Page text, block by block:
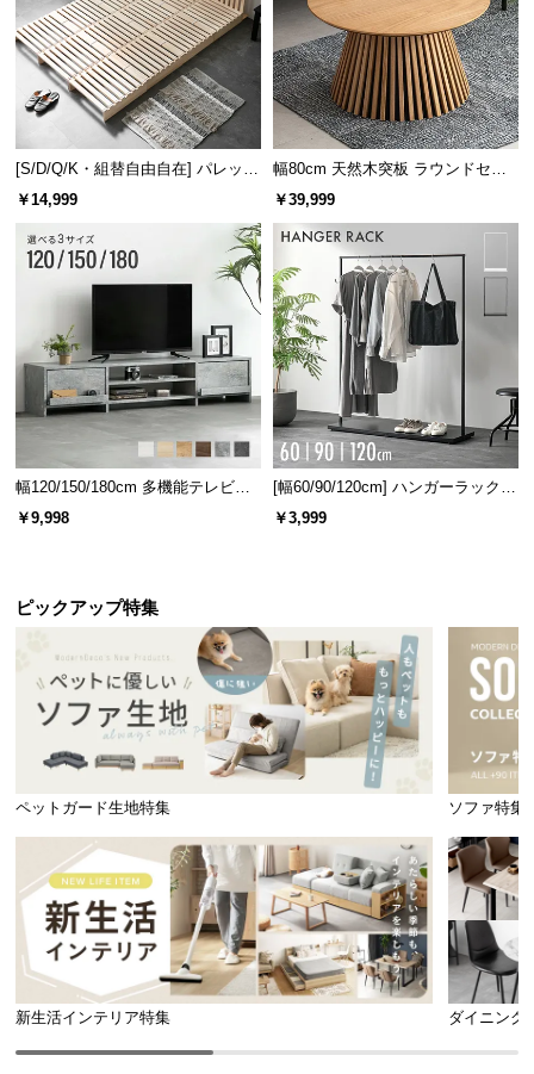
[S/D/Q/K・組替自由自在] パレット
ベッド 8/12/16枚セット
￥14,999
幅80cm 天然木突板 ラウンドセン
ターテーブル 美しい格子デザイン
￥39,999
幅120/150/180cm 多機能テレビボ
ード 木目/石目調 オープン収納・
￥9,998
[幅60/90/120cm] ハンガーラック
スチール 4段階高さ調節 サイドフ
￥3,999
ピックアップ特集
ペットガード生地特集 ソファ特集
新生活インテリア特集 ダイニング